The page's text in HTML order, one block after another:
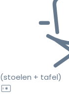
(stoelen + tafel)